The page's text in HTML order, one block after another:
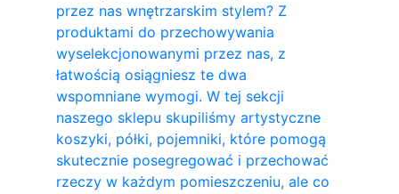
przez nas wnętrzarskim stylem? Z
produktami do przechowywania
wyselekcjonowanymi przez nas, z
łatwością osiągniesz te dwa
wspomniane wymogi. W tej sekcji
naszego sklepu skupiliśmy artystyczne
koszyki, półki, pojemniki, które pomogą
skutecznie posegregować i przechować
rzeczy w każdym pomieszczeniu, ale co